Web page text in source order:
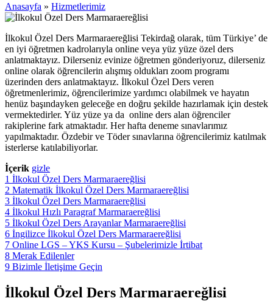
Anasayfa » Hizmetlerimiz
İlkokul Özel Ders Marmaraereğlisi Tekirdağ olarak, tüm Türkiye’ de
en iyi öğretmen kadrolarıyla online veya yüz yüze özel ders
anlatmaktayız. Dilerseniz evinize öğretmen gönderiyoruz, dilerseniz
online olarak öğrencilerin alışmış oldukları zoom programı
üzerinden ders anlatmaktayız. İlkokul Özel Ders veren
öğretmenlerimiz, öğrencilerimize yardımcı olabilmek ve hayatın
henüz başındayken geleceğe en doğru şekilde hazırlamak için destek
vermektedirler. Yüz yüze ya da online ders alan öğrenciler
rakiplerine fark atmaktadır. Her hafta deneme sınavlarımız
yapılmaktadır. Özdebir ve Töder sınavlarına öğrencilerimiz katılmak
isterlerse katılabiliyorlar.
İçerik gizle
1 İlkokul Özel Ders Marmaraereğlisi
2 Matematik İlkokul Özel Ders Marmaraereğlisi
3 İlkokul Özel Ders Marmaraereğlisi
4 İlkokul Hızlı Paragraf Marmaraereğlisi
5 İlkokul Özel Ders Arayanlar Marmaraereğlisi
6 İngilizce İlkokul Özel Ders Marmaraereğlisi
7 Online LGS – YKS Kursu – Şubelerimizle İrtibat
8 Merak Edilenler
9 Bizimle İletişime Geçin
İlkokul Özel Ders Marmaraereğlisi